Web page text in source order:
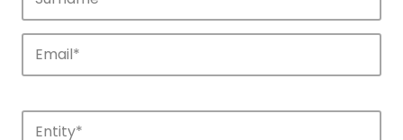
Companies
Discover the companies that drive